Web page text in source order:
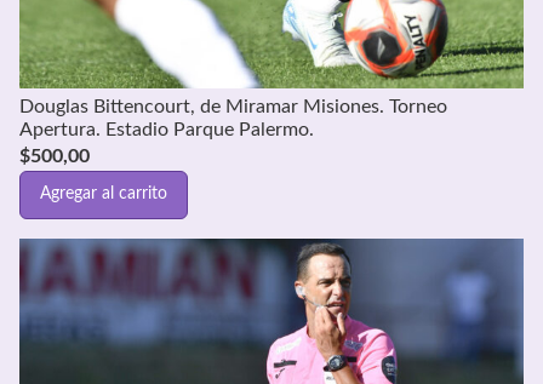
Douglas Bittencourt, de Miramar Misiones. Torneo
Apertura. Estadio Parque Palermo.
$500,00
Agregar al carrito